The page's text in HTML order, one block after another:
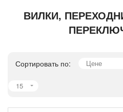
ВИЛКИ,
Сортировать по: Цене
15